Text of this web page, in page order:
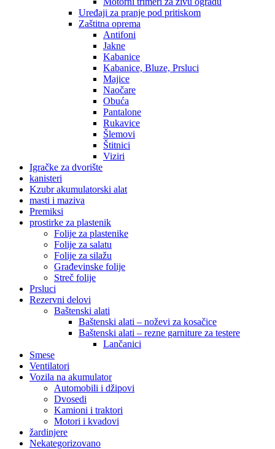
Uređaji za pranje pod pritiskom
Zaštitna oprema
Antifoni
Jakne
Kabanice
Kabanice, Bluze, Prsluci
Majice
Naočare
Obuća
Pantalone
Rukavice
Šlemovi
Štitnici
Viziri
Igračke za dvorište
kanisteri
Kzubr akumulatorski alat
masti i maziva
Premiksi
prostirke za plastenik
Folije za plastenike
Folije za salatu
Folije za silažu
Građevinske folije
Streč folije
Prsluci
Rezervni delovi
Baštenski alati
Baštenski alati – noževi za kosačice
Baštenski alati – rezne garniture za testere
Lančanici
Smese
Ventilatori
Vozila na akumulator
Automobili i džipovi
Dvosedi
Kamioni i traktori
Motori i kvadovi
žardinjere
Nekategorizovano